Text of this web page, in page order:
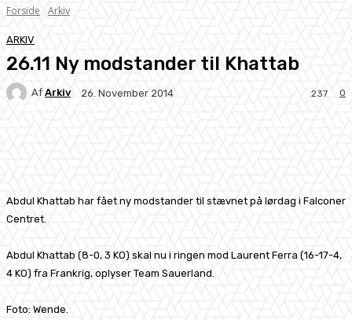
Forside Arkiv
ARKIV
26.11 Ny modstander til Khattab
Af Arkiv 26. November 2014 0
237
Abdul Khattab har fået ny modstander til stævnet på lørdag i Falconer
Centret.
Abdul Khattab (8-0, 3 KO) skal nu i ringen mod Laurent Ferra (16-17-4,
4 KO) fra Frankrig, oplyser Team Sauerland.
Foto: Wende.